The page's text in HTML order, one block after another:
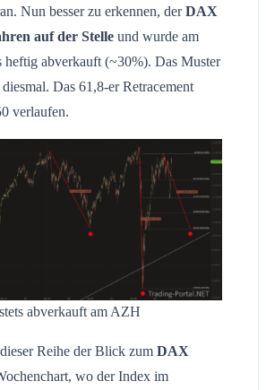
Nun besser zu erkennen, derDAX
auf der Stelle und wurde am
heftig abverkauft (~30%). Das Muster
Das 61,8-er Retracement
verlaufen.
abverkauft am AZH
Reihe der Blick zum DAX
wo der Index im